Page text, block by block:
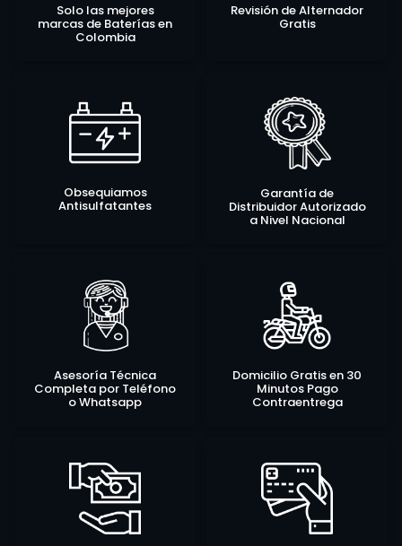
Solo las mejores
marcas de Baterías en
Colombia
Revisión de Alternador
Gratis
Obsequiamos
Antisulfatantes
Garantía de
Distribuidor Autorizado
a Nivel Nacional
Asesoría Técnica
Completa por Teléfono
o Whatsapp
Domicilio Gratis en 30
Minutos Pago
Contraentrega